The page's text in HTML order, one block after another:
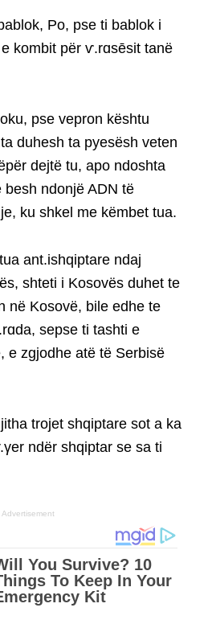
Po, pse ti bablok i
kombit për ѵ.rɑsēsit tanë
pse vepron kështu
duhesh ta pyesësh veten
dejtë tu, apo ndoshta
ndonjë ADN të
ku shkel me këmbet tua.
ant.ishqiptare ndaj
shteti i Kosovës duhet te
në Kosovë, bile edhe te
sepse ti tashti e
e zgjodhe atë të Serbisë
trojet shqiptare sot a ka
ndër shqiptar se sa ti
Advertisement